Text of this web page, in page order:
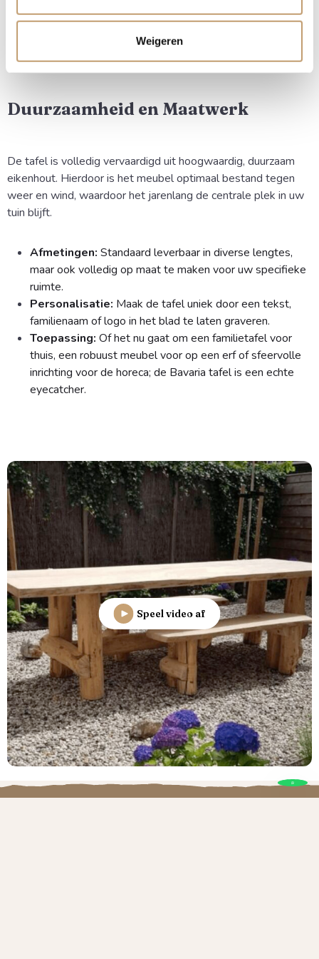
Weigeren
combineren met onverwoestbare constructies.
Duurzaamheid en Maatwerk
De tafel is volledig vervaardigd uit hoogwaardig, duurzaam
eikenhout. Hierdoor is het meubel optimaal bestand tegen
weer en wind, waardoor het jarenlang de centrale plek in uw
tuin blijft.
Afmetingen: Standaard leverbaar in diverse lengtes,
maar ook volledig op maat te maken voor uw specifieke
ruimte.
Personalisatie: Maak de tafel uniek door een tekst,
familienaam of logo in het blad te laten graveren.
Toepassing: Of het nu gaat om een familietafel voor
thuis, een robuust meubel voor op een erf of sfeervolle
inrichting voor de horeca; de Bavaria tafel is een echte
eyecatcher.
Speel video af